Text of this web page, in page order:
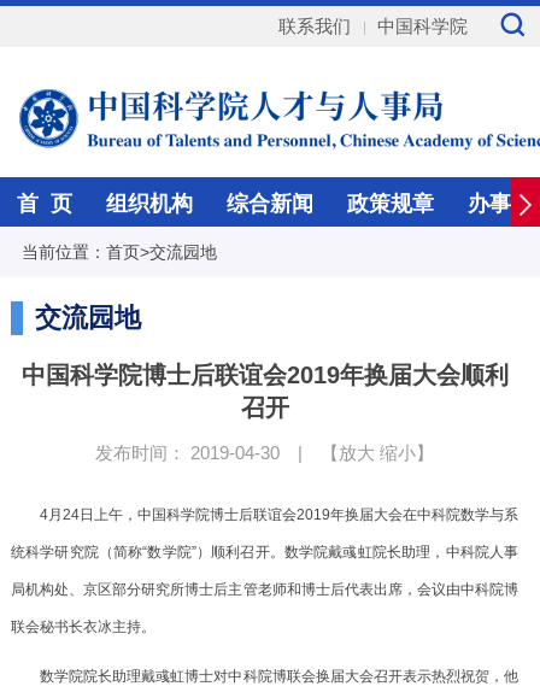
联系我们 中国科学院
首 页 组织机构 综合新闻 政策规章 办事指
当前位置： 首页>交流园地
交流园地
中国科学院博士后联谊会2019年换届大会顺利
召开
发布时间： 2019-04-30 | 【放大 缩小】
4月24日上午，中国科学院博士后联谊会2019年换届大会在中科院数学与系
统科学研究院（简称“数学院”）顺利召开。数学院戴彧虹院长助理，中科院人事
局机构处、京区部分研究所博士后主管老师和博士后代表出席，会议由中科院博
联会秘书长衣冰主持。
数学院院长助理戴彧虹博士对中科院博联会换届大会召开表示热烈祝贺，他